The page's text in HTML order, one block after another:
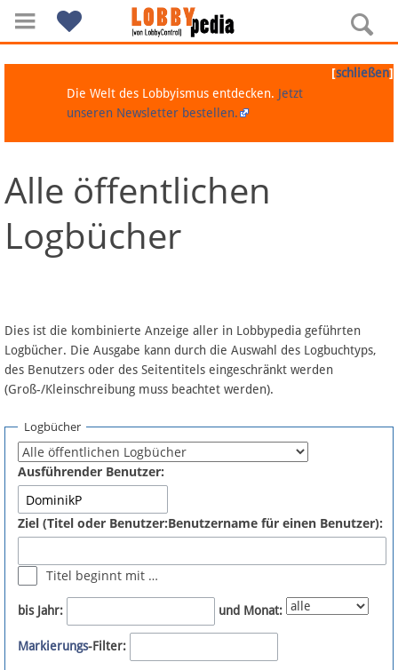
Navigation
Über Lobbypedia
Artikel nach Kategorien
FAQ
Fördermitglied werden
Fehler melden
Newsletter
Bluesky
[schließen]
Die Welt des Lobbyismus entdecken. Jetzt
unseren Newsletter bestellen.
Alle öffentlichen
Logbücher
Dies ist die kombinierte Anzeige aller in Lobbypedia geführten
Logbücher. Die Ausgabe kann durch die Auswahl des Logbuchtyps,
des Benutzers oder des Seitentitels eingeschränkt werden
(Groß-/Kleinschreibung muss beachtet werden).
Logbücher
Ausführender Benutzer:
Ziel (Titel oder Benutzer:Benutzername für einen Benutzer):
Titel beginnt mit …
bis Jahr: und Monat:
Markierungs-Filter: